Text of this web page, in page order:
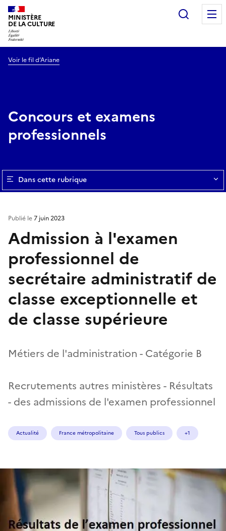
MINISTÈRE
DE LA CULTURE
Voir le fil d’Ariane
Concours et examens
professionnels
Dans cette rubrique
Admission à l'examen
professionnel de
secrétaire administratif de
classe exceptionnelle et
de classe supérieure
Métiers de l'administration - Catégorie B
Recrutements autres ministères - Résultats
- des admissions de l'examen professionnel
Publié le7 juin 2023
Actualité France métropolitaine Tous publics +1